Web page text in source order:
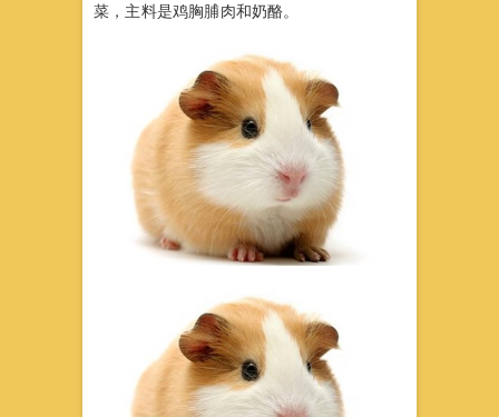
菜，主料是鸡胸脯肉和奶酪。